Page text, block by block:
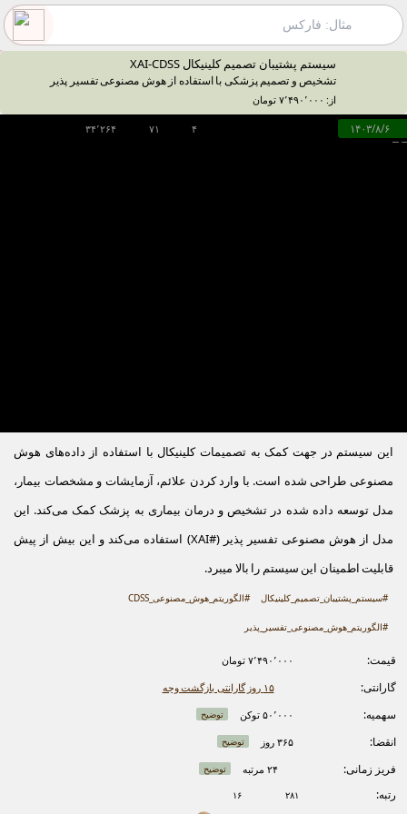
سیستم پشتیبان تصمیم کلینیکال XAI-CDSS
تشخیص و تصمیم پزشکی با استفاده از هوش مصنوعی تفسیر پذیر
از: ۷٬۴۹۰٬۰۰۰ تومان
۱۴۰۳/۸/۶ ۴ ۷۱ ۳۴٬۲۶۴
این سیستم در جهت کمک به تصمیمات کلینیکال با استفاده از داده‌های هوش
مصنوعی طراحی شده است. با وارد کردن علائم، آزمایشات و مشخصات بیمار،
مدل توسعه داده شده در تشخیص و درمان بیماری به پزشک کمک می‌کند. این
مدل از هوش مصنوعی تفسیر پذیر (#XAI) استفاده می‌کند و این بیش از پیش
قابلیت اطمینان این سیستم را بالا میبرد.
#سیستم_پشتیبان_تصمیم_کلینیکال #الگوریتم_هوش_مصنوعی_CDSS
#الگوریتم_هوش_مصنوعی_تفسیر_پذیر
قیمت: ۷٬۴۹۰٬۰۰۰ تومان
گارانتی: ۱۵ روز گارانتی بازگشت وجه
سهمیه: ۵۰٬۰۰۰ توکن توضیح
انقضا: ۳۶۵ روز توضیح
فریز زمانی: ۲۴ مرتبه توضیح
رتبه: ۲۸۱ ۱۶